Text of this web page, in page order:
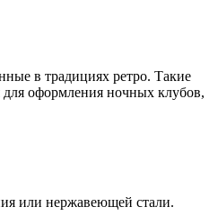
в традициях ретро. Такие
оформления ночных клубов,
или нержавеющей стали.